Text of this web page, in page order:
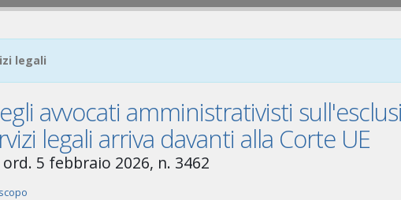
legali
avvocati amministrativisti
legali arriva davanti alla Corte UE
5 febbraio 2026, n. 3462